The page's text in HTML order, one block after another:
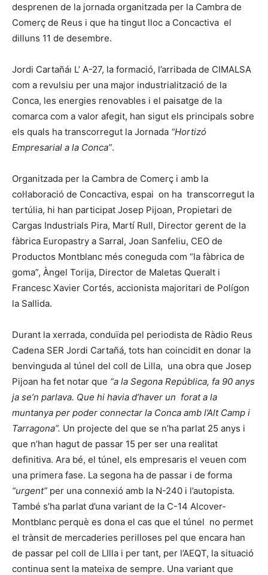
desprenen de la jornada organitzada per la Cambra de
Comerç de Reus i que ha tingut lloc a Concactiva el
dilluns 11 de desembre.
Jordi Cartañáı L’ A-27, la formació, l’arribada de CIMALSA
com a revulsiu per una major industrialització de la
Conca, les energies renovables i el paisatge de la
comarca com a valor afegit, han sigut els principals sobre
els quals ha transcorregut la Jornada “Hortizó
Empresarial a la Conca”.
Organitzada per la Cambra de Comerç i amb la
col·laboració de Concactiva, espai on ha transcorregut la
tertúlia, hi han participat Josep Pijoan, Propietari de
Cargas Industrials Pira, Martí Rull, Director gerent de la
fàbrica Europastry a Sarral, Joan Sanfeliu, CEO de
Productos Montblanc més coneguda com “la fàbrica de
goma”, Àngel Torija, Director de Maletas Queralt i
Francesc Xavier Cortés, accionista majoritari de Polígon
la Sallida.
Durant la xerrada, conduïda pel periodista de Ràdio Reus
Cadena SER Jordi Cartañá, tots han coincidit en donar la
benvinguda al túnel del coll de Lilla, una obra que Josep
Pijoan ha fet notar que “a la Segona República, fa 90 anys
ja se’n parlava. Que hi havia d’haver un forat a la
muntanya per poder connectar la Conca amb l’Alt Camp i
Tarragona”. Un projecte del que se n’ha parlat 25 anys i
que n’han hagut de passar 15 per ser una realitat
definitiva. Ara bé, el túnel, els empresaris el veuen com
una primera fase. La segona ha de passar i de forma
“urgent” per una connexió amb la N-240 i l’autopista.
També s’ha parlat d’una variant de la C-14 Alcover-
Montblanc perquè es dona el cas que el túnel no permet
el trànsit de mercaderies perilloses pel que encara han
de passar pel coll de LIlla i per tant, per l’AEQT, la situació
continua sent la mateixa de sempre. Una variant que